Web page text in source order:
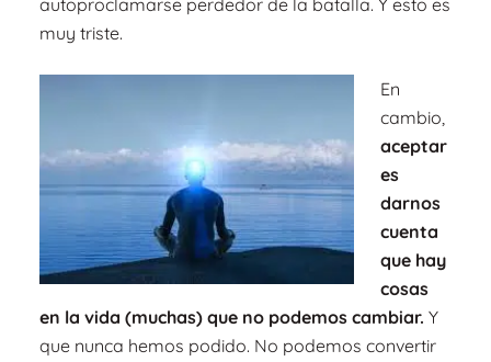
muy triste.
En
cambio,
aceptar
es
darnos
cuenta
que hay
cosas
en la vida (muchas) que no podemos cambiar. Y
que nunca hemos podido. No podemos convertir